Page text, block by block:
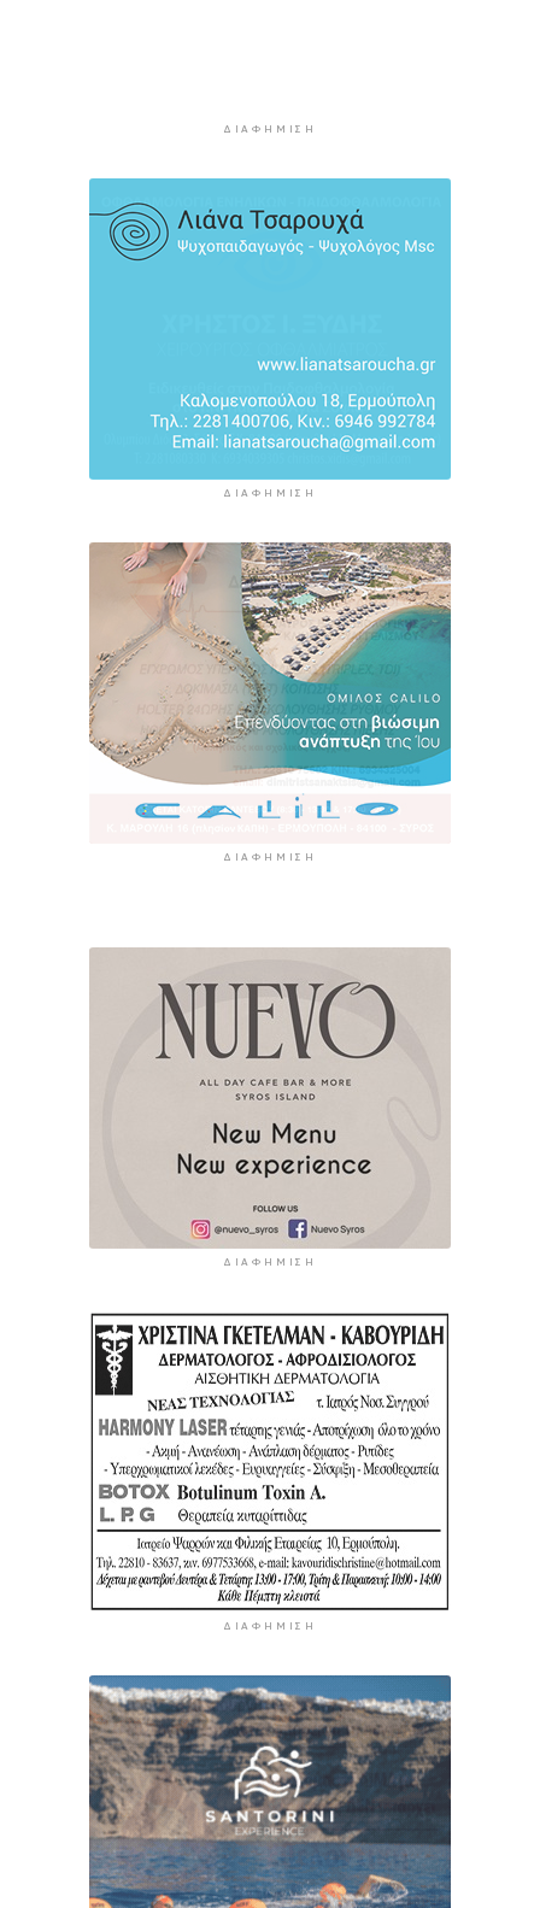
Ο Ζελένσκι ευχαριστεί τη Γερουσία των ΗΠΑ για
τις νέες κυρώσεις κατά της Ρωσίας
ΔΙΑΦΉΜΙΣΗ
ΔΙΑΦΉΜΙΣΗ
ΔΙΑΦΉΜΙΣΗ
ΔΙΑΦΉΜΙΣΗ
ΔΙΑΦΉΜΙΣΗ